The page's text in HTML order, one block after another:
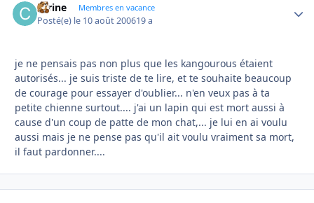
carine Membres en vacance
Posté(e) le 10 août 200619 a
je ne pensais pas non plus que les kangourous étaient
autorisés... je suis triste de te lire, et te souhaite beaucoup
de courage pour essayer d'oublier... n'en veux pas à ta
petite chienne surtout.... j'ai un lapin qui est mort aussi à
cause d'un coup de patte de mon chat,... je lui en ai voulu
aussi mais je ne pense pas qu'il ait voulu vraiment sa mort,
il faut pardonner....